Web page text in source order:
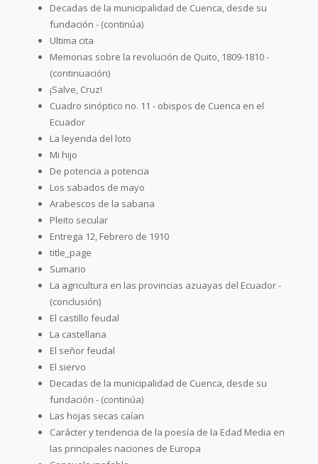
Decadas de la municipalidad de Cuenca, desde su
fundación - (continúa)
Ultima cita
Memorias sobre la revolución de Quito, 1809-1810 -
(continuación)
¡Salve, Cruz!
Cuadro sinóptico no. 11 - obispos de Cuenca en el
Ecuador
La leyenda del loto
Mi hijo
De potencia a potencia
Los sabados de mayo
Arabescos de la sabana
Pleito secular
Entrega 12, Febrero de 1910
title_page
Sumario
La agricultura en las provincias azuayas del Ecuador -
(conclusión)
El castillo feudal
La castellana
El señor feudal
El siervo
Decadas de la municipalidad de Cuenca, desde su
fundación - (continúa)
Las hojas secas caían
Carácter y tendencia de la poesía de la Edad Media en
las principales naciones de Europa